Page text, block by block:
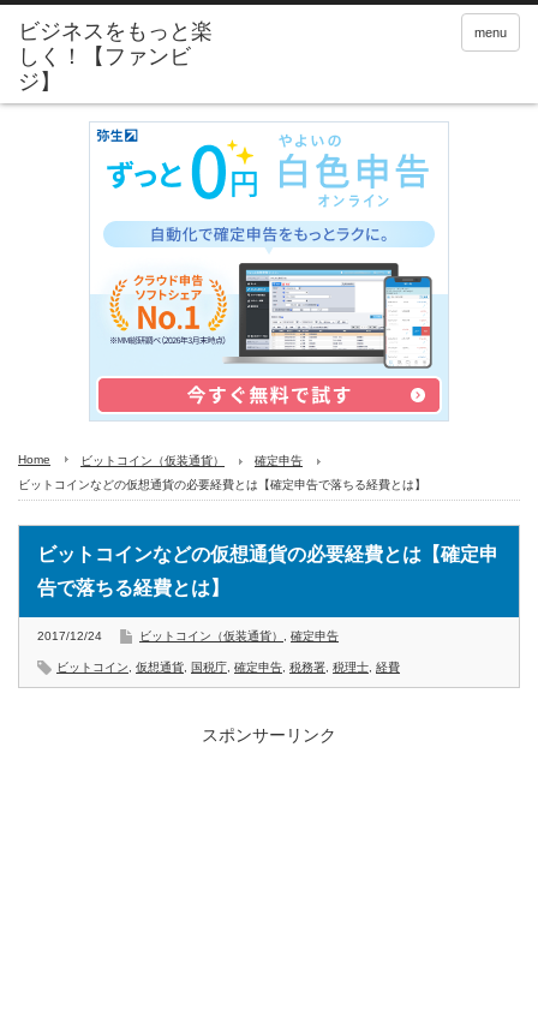
menu
Home ビットコイン（仮装通貨）
確定申告
ビットコインなどの仮想通貨の必要経費とは【確定申告で落ちる経費とは】
ビットコインなどの仮想通貨の必要経費とは【確定申
告で落ちる経費とは】
2017/12/24 ビットコイン（仮装通貨） 確定申告
ビットコイン 仮想通貨 国税庁 確定申告 税務署 税理士 経費
スポンサーリンク